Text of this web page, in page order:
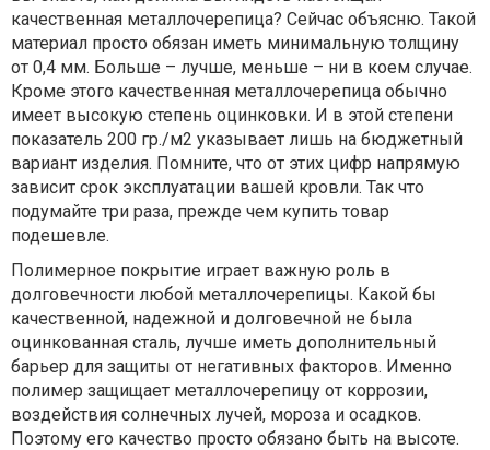
качественная металлочерепица? Сейчас объясню. Такой
материал просто обязан иметь минимальную толщину
от 0,4 мм. Больше – лучше, меньше – ни в коем случае.
Кроме этого качественная металлочерепица обычно
имеет высокую степень оцинковки. И в этой степени
показатель 200 гр./м2 указывает лишь на бюджетный
вариант изделия. Помните, что от этих цифр напрямую
зависит срок эксплуатации вашей кровли. Так что
подумайте три раза, прежде чем купить товар
подешевле.
Полимерное покрытие играет важную роль в
долговечности любой металлочерепицы. Какой бы
качественной, надежной и долговечной не была
оцинкованная сталь, лучше иметь дополнительный
барьер для защиты от негативных факторов. Именно
полимер защищает металлочерепицу от коррозии,
воздействия солнечных лучей, мороза и осадков.
Поэтому его качество просто обязано быть на высоте.